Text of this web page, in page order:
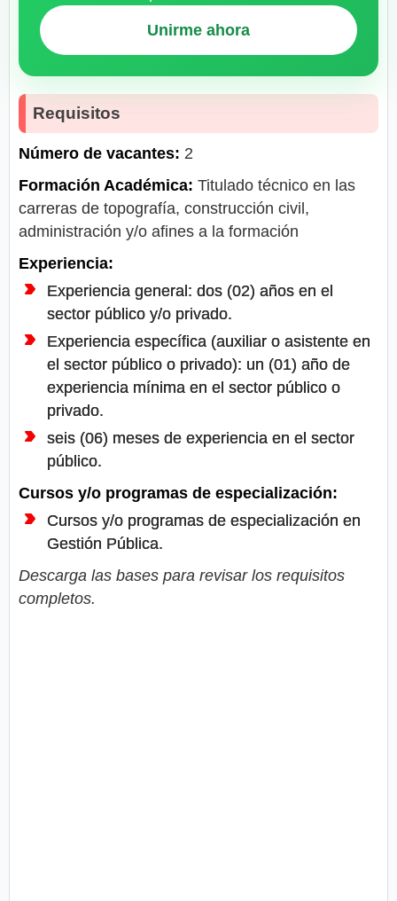
Unirme ahora
Requisitos
Número de vacantes: 2
Formación Académica: Titulado técnico en las
carreras de topografía, construcción civil,
administración y/o afines a la formación
Experiencia:
Experiencia general: dos (02) años en el
sector público y/o privado.
Experiencia específica (auxiliar o asistente en
el sector público o privado): un (01) año de
experiencia mínima en el sector público o
privado.
seis (06) meses de experiencia en el sector
público.
Cursos y/o programas de especialización:
Cursos y/o programas de especialización en
Gestión Pública.
Descarga las bases para revisar los requisitos
completos.